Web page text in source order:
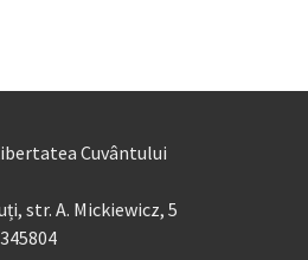
Cuvântului
str. A. Mickiewicz, 5